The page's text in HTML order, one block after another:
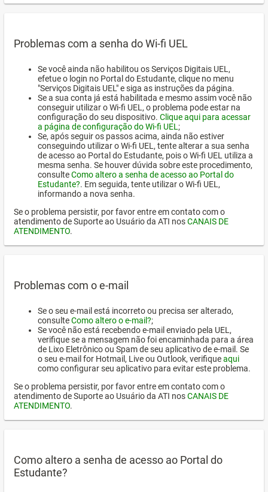
Problemas com a senha do Wi-fi UEL
Se você ainda não habilitou os Serviços Digitais UEL,
efetue o login no Portal do Estudante, clique no menu
"Serviços Digitais UEL" e siga as instruções da página.
Se a sua conta já está habilitada e mesmo assim você não
conseguir utilizar o Wi-fi UEL, o problema pode estar na
configuração do seu dispositivo. Clique aqui para acessar
a página de configuração do Wi-fi UEL ;
Se, após seguir os passos acima, ainda não estiver
conseguindo utilizar o Wi-fi UEL, tente alterar a sua senha
de acesso ao Portal do Estudante, pois o Wi-fi UEL utiliza a
mesma senha. Se houver dúvida sobre este procedimento,
consulteComo altero a senha de acesso ao Portal do
Estudante?. Em seguida, tente utilizar o Wi-fi UEL,
informando a nova senha.
Se o problema persistir, por favor entre em contato com o
atendimento de Suporte ao Usuário da ATI nosCANAIS DE
ATENDIMENTO.
Problemas com o e-mail
Se o seu e-mail está incorreto ou precisa ser alterado,
consulteComo altero o e-mail?;
Se você não está recebendo e-mail enviado pela UEL,
verifique se a mensagem não foi encaminhada para a área
de Lixo Eletrônico ou Spam de seu aplicativo de e-mail. Se
o seu e-mail for Hotmail, Live ou Outlook, verifiqueaqui
como configurar seu aplicativo para evitar este problema.
Se o problema persistir, por favor entre em contato com o
atendimento de Suporte ao Usuário da ATI nosCANAIS DE
ATENDIMENTO.
Como altero a senha de acesso ao Portal do
Estudante?